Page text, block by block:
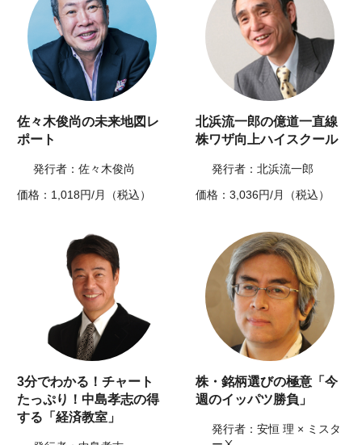
佐々木俊尚の未来地図レ
ポート
発行者：佐々木俊尚
価格：1,018円/月（税込）
北浜流一郎の億道一直線
株ワザ向上ハイスクール
発行者：北浜流一郎
価格：3,036円/月（税込）
3分でわかる！チャート
たっぷり！中島孝志の得
する「経済教室」
株・銘柄選びの極意「今
週のイッパツ勝負」
発行者：安恒 理 × ミスタ